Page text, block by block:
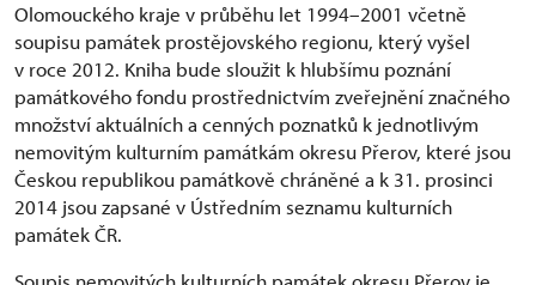
Olomouckého kraje v průběhu let 1994–2001 včetně
soupisu památek prostějovského regionu, který vyšel
v roce 2012. Kniha bude sloužit k hlubšímu poznání
památkového fondu prostřednictvím zveřejnění značného
množství aktuálních a cenných poznatků k jednotlivým
nemovitým kulturním památkám okresu Přerov, které jsou
Českou republikou památkově chráněné a k 31. prosinci
2014 jsou zapsané v Ústředním seznamu kulturních
památek ČR.